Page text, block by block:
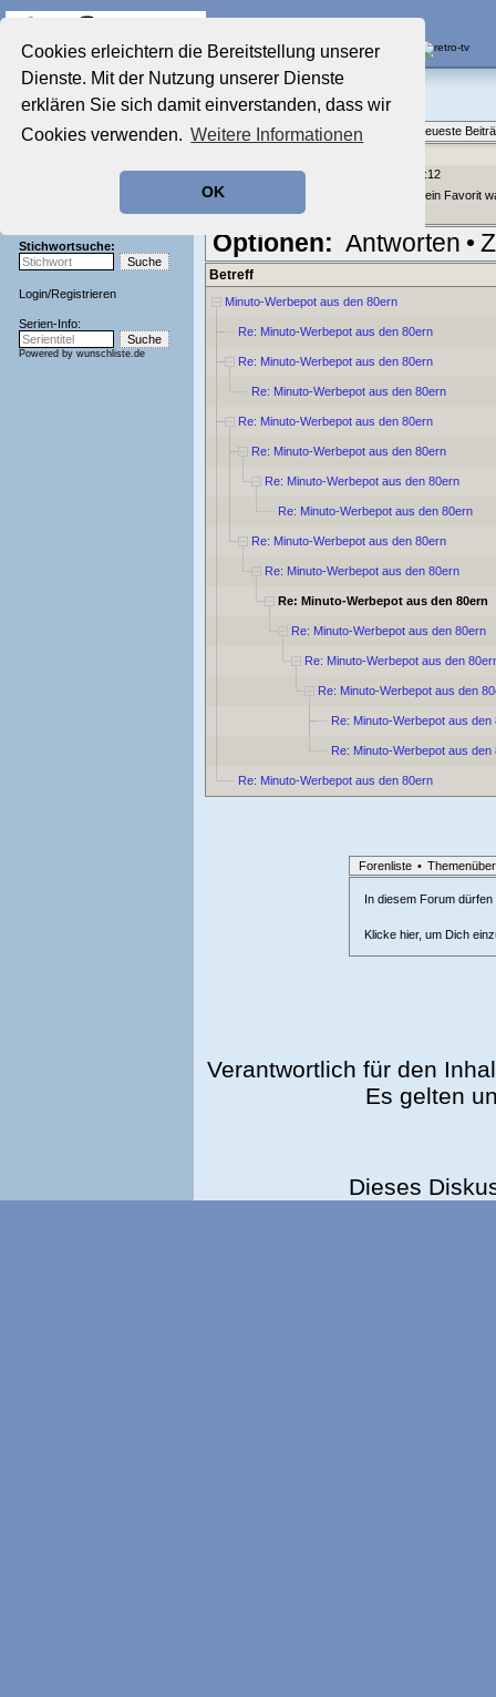
Cookies erleichtern die Bereitstellung unserer
Dienste. Mit der Nutzung unserer Dienste
erklären Sie sich damit einverstanden, dass wir
Cookies verwenden. Weitere Informationen
OK
Startseite
Aktuelles Forum
Film-Forum
Zeichentrick-Forum
Stichwortsuche:
Login/Registrieren
Serien-Info:
Powered by wunschliste.de
Der Werbeblock
TV-Werbung gestern & heute
Themenübersicht • Neues Thema
Neueste
geschrieben von:
, 30.11.19 09:12
Ich kenne das nur aus der Werbung. Mein Favorit
Optionen: Antworten •
Betreff
Minuto-Werbepot aus den 80ern
Re: Minuto-Werbepot aus den 80ern
Re: Minuto-Werbepot aus den 80ern
Re: Minuto-Werbepot aus den 80ern
Re: Minuto-Werbepot aus den 80ern
Re: Minuto-Werbepot aus den 80ern
Re: Minuto-Werbepot aus den 80ern
Re: Minuto-Werbepot aus den 80ern
Re: Minuto-Werbepot aus den 80ern
Re: Minuto-Werbepot aus den 80ern
Re: Minuto-Werbepot aus den 80ern
Re: Minuto-Werbepot aus den 80ern
Re: Minuto-Werbepot aus den
Re: Minuto-Werbepot aus den
Re: Minuto-Werbepot aus den
Re: Minuto-Werbepot aus den
Re: Minuto-Werbepot aus den 80ern
Forenliste •
In diesem Forum
Klicke hier, um Dich
Verantwortlich für den
Es gelten
Dieses